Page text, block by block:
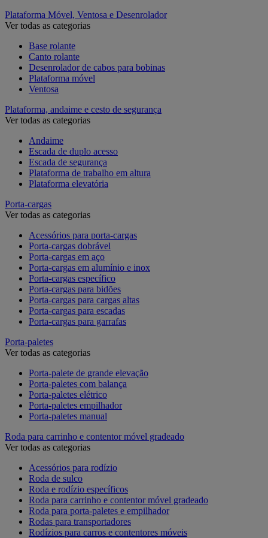
Plataforma Móvel, Ventosa e Desenrolador
Ver todas as categorias
Base rolante
Canto rolante
Desenrolador de cabos para bobinas
Plataforma móvel
Ventosa
Plataforma, andaime e cesto de segurança
Ver todas as categorias
Andaime
Escada de duplo acesso
Escada de segurança
Plataforma de trabalho em altura
Plataforma elevatória
Porta-cargas
Ver todas as categorias
Acessórios para porta-cargas
Porta-cargas dobrável
Porta-cargas em aço
Porta-cargas em alumínio e inox
Porta-cargas específico
Porta-cargas para bidões
Porta-cargas para cargas altas
Porta-cargas para escadas
Porta-cargas para garrafas
Porta-paletes
Ver todas as categorias
Porta-palete de grande elevação
Porta-paletes com balança
Porta-paletes elétrico
Porta-paletes empilhador
Porta-paletes manual
Roda para carrinho e contentor móvel gradeado
Ver todas as categorias
Acessórios para rodízio
Roda de sulco
Roda e rodízio específicos
Roda para carrinho e contentor móvel gradeado
Roda para porta-paletes e empilhador
Rodas para transportadores
Rodízios para carros e contentores móveis